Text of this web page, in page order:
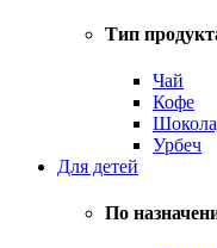
Тип
Чай
Кофе
Урбеч
Для детей
По